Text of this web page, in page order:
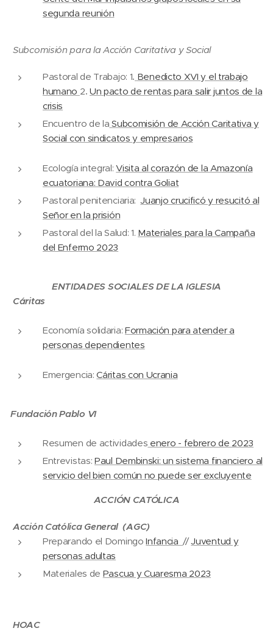
segunda reunión
Subcomisión para la Acción Caritativa y Social
Pastoral de Trabajo: 1. Benedicto XVI y el trabajo
humano 2. Un pacto de rentas para salir juntos de la
crisis
Encuentro de la Subcomisión de Acción Caritativa y
Social con sindicatos y empresarios
Ecología integral:Visita al corazón de la Amazonía
ecuatoriana: David contra Goliat
Pastoral penitenciaria:Juanjo crucificó y resucitó al
Señor en la prisión
Pastoral del la Salud: 1. Materiales para la Campaña
del Enfermo 2023
ENTIDADES SOCIALES DE LA IGLESIA
Cáritas
Economía solidaria: Formación para atender a
personas dependientes
Emergencia:Cáritas con Ucrania
Fundación Pablo VI
Resumen de actividades enero - febrero de 2023
Entrevistas:Paul Dembinski: un sistema financiero al
servicio del bien común no puede ser excluyente
ACCIÓN CATÓLICA
Acción Católica General (AGC)
Preparando el DomingoInfancia//Juventud y
personas adultas
Materiales de Pascua y Cuaresma 2023
HOAC